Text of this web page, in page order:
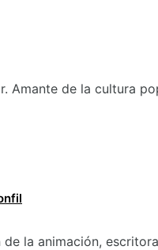
Amante de la cultura
de la animación,